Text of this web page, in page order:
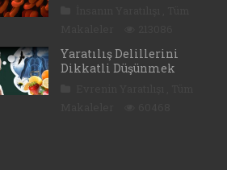
Yaratılış Delillerini
Dikkatli Düşünmek